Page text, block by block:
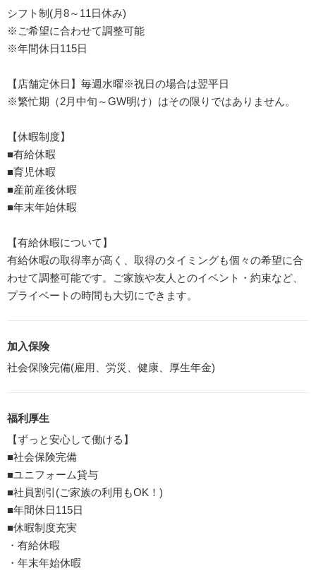
シフト制(月8～11日休み)
※ご希望に合わせて調整可能
※年間休日115日
【店舗定休日】毎週水曜※祝日の場合は翌平日
※繁忙期（2月中旬～GW明け）はその限りではありません。
【休暇制度】
■有給休暇
■育児休暇
■産前産後休暇
■年末年始休暇
【有給休暇について】
有給休暇の取得率が高く、取得のタイミングも個々の希望に合
わせて調整可能です。ご家族や友人とのイベント・約束など、
プライベートの時間も大切にできます。
加入保険
社会保険完備(雇用、労災、健康、厚生年金)
福利厚生
【ずっと安心して働ける】
■社会保険完備
■ユニフォーム貸与
■社員割引(ご家族の利用もOK！)
■年間休日115日
■休暇制度充実
・有給休暇
・年末年始休暇